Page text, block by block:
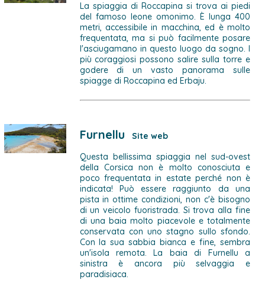
La spiaggia di Roccapina si trova ai piedi
del famoso leone omonimo. È lunga 400
metri, accessibile in macchina, ed è molto
frequentata, ma si può facilmente posare
l'asciugamano in questo luogo da sogno. I
più coraggiosi possono salire sulla torre e
godere di un vasto panorama sulle
spiagge di Roccapina ed Erbaju.
Furnellu
Site web
Questa bellissima spiaggia nel sud-ovest
della Corsica non è molto conosciuta e
poco frequentata in estate perché non è
indicata! Può essere raggiunto da una
pista in ottime condizioni, non c'è bisogno
di un veicolo fuoristrada. Si trova alla fine
di una baia molto piacevole e totalmente
conservata con uno stagno sullo sfondo.
Con la sua sabbia bianca e fine, sembra
un'isola remota. La baia di Furnellu a
sinistra è ancora più selvaggia e
paradisiaca.